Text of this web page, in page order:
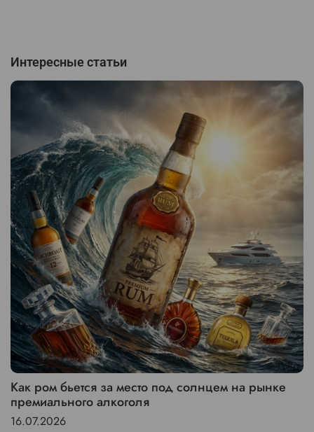
Интересные статьи
Как ром бьется за место под солнцем на рынке
премиального алкоголя
16.07.2026